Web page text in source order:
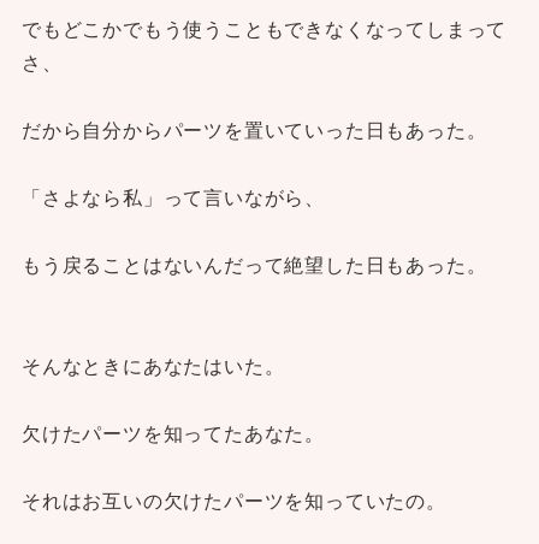
でもどこかでもう使うこともできなくなってしまって
さ、
だから自分からパーツを置いていった日もあった。
「さよなら私」って言いながら、
もう戻ることはないんだって絶望した日もあった。
そんなときにあなたはいた。
欠けたパーツを知ってたあなた。
それはお互いの欠けたパーツを知っていたの。